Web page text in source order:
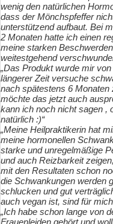
wenig den natürlichen
dass der Mönchspfeffer
unterstützend aufbaut. Bei
2 Monaten hatte ich einen
meine starken
weitestgehend
„Das Produkt wurde mir
längerer Zeit versuche
nach spätestens 6
möchte das jetzt auch
kann ich noch nicht sagen ,
natürlich :)“
„Meine Heilpraktikerin hat
meine hormonellen
starke und unregelmäßige
und auch Reizbarkeit
mit den Resultaten schon
die Schwankungen werden
schlucken und gut
auch vegan ist, sind für
„Ich habe schon lange von
Frauenleiden gehört und